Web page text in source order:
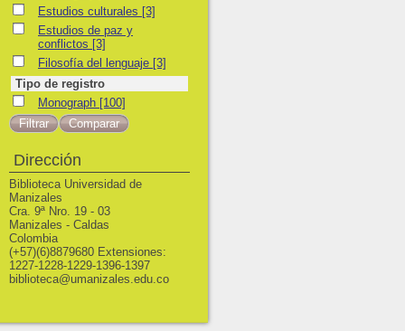
Estudios culturales
Estudios culturales [3]
Estudios de paz y conflictos
Estudios de paz y
conflictos [3]
Filosofía del lenguaje
Filosofía del lenguaje [3]
Tipo de registro
Monograph
Monograph [100]
Dirección
Biblioteca Universidad de
Manizales
Cra. 9ª Nro. 19 - 03
Manizales - Caldas
Colombia
(+57)(6)8879680 Extensiones:
1227-1228-1229-1396-1397
biblioteca@umanizales.edu.co